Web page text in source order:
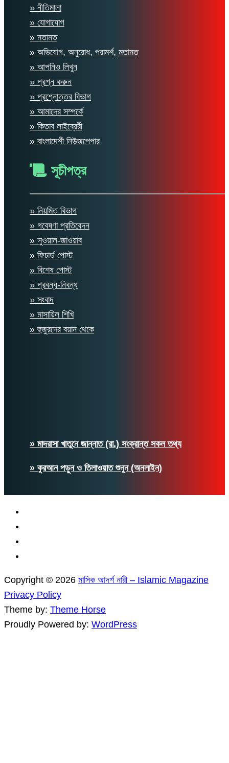
» নীতিমালা
» যোগাযোগ
» মতামত
» অভিযোগ, অনুরোধ, পরামর্শ, মতামত
» আপনিও লিখুন
» প্রশ্ন করুন
» প্রশ্নোত্তর বিভাগ
» আমাদের সম্পর্কে
» কিতাব লাইব্রেরী
» বাংলাদেশী নিউজপেপার
সূচীপত্র
» নিয়মিত বিভাগ
» গবেষণা প্রতিবেদন
» সুওয়াল-জাওয়াব
» ফিচার্ড পোস্ট
» বিশেষ পোস্ট
» প্রবন্ধ-নিবন্ধ
» সংবাদ
» মাসায়িল শিখি
» হুজুরদের বয়ান থেকে
» মাদরাসা খাতুনে জান্নাত (রা.) সংক্রান্ত সকল তথ্য
» কুরআন পড়ুন ও তিলাওয়াত শুনুন (অনলাইন)
Copyright © 2026 মাসিক আদর্শ নারী – Islamic Magazine
Privacy Policy
Theme by: Theme Horse
Proudly Powered by: WordPress